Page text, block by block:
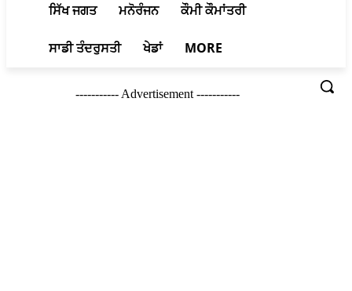
ਸਿੱਖ ਜਗਤ ਮਨੋਰੰਜਨ ਕੌਮੀ ਕੌਮਾਂਤਰੀ
ਸਾਡੀ ਤੰਦਰੁਸਤੀ ਖੇਡਾਂ MORE
----------- Advertisement -----------